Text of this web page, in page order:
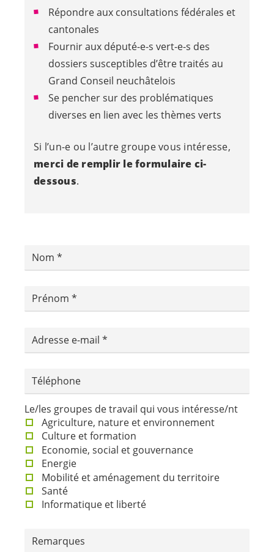
Répondre aux consultations fédérales et
cantonales
Fournir aux député-e-s vert-e-s des
dossiers susceptibles d’être traités au
Grand Conseil neuchâtelois
Se pencher sur des problématiques
diverses en lien avec les thèmes verts
Si l’un-e ou l’autre groupe vous intéresse,
merci de remplir le formulaire ci-
dessous.
Nom
Prénom
Adresse e-mail
Téléphone
Le/les groupes de travail qui vous intéresse/nt
Agriculture, nature et environnement
Culture et formation
Economie, social et gouvernance
Energie
Mobilité et aménagement du territoire
Santé
Informatique et liberté
Remarques